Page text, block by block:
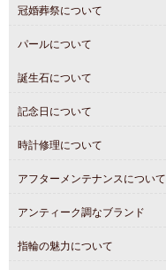
冠婚葬祭について
パールについて
誕生石について
記念日について
時計修理について
アフターメンテナンスについて
アンティーク調なブランド
指輪の魅力について